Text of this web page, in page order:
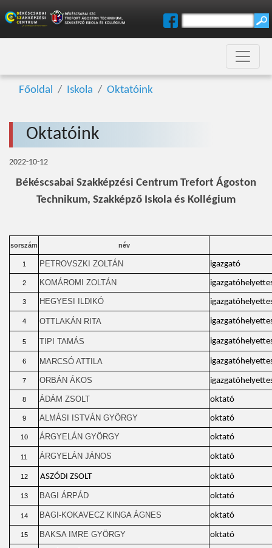
Főoldal Iskola Oktatóink
Oktatóink
2022-10-12
Békéscsabai Szakképzési Centrum Trefort Ágoston
Technikum, Szakképző Iskola és Kollégium
sorszám név
1 PETROVSZKI ZOLTÁN igazgató
2 KOMÁROMI ZOLTÁN
3 HEGYESI ILDIKÓ
4 OTTLAKÁN RITA
5 TIPI TAMÁS
6 MARCSÓ ATTILA
7 ORBÁN ÁKOS
8 ÁDÁM ZSOLT oktató
9 ALMÁSI ISTVÁN GYÖRGY oktató
10 ÁRGYELÁN GYÖRGY oktató
11 ÁRGYELÁN JÁNOS oktató
12 ASZÓDI ZSOLT oktató
13 BAGI ÁRPÁD oktató
14 BAGI-KOKAVECZ KINGA ÁGNES oktató
15 BAKSA IMRE GYÖRGY oktató